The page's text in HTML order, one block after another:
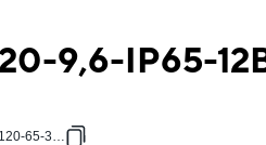
9,6-IP65-
65-3-05